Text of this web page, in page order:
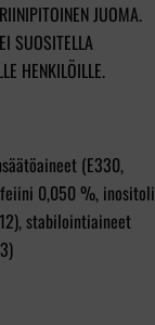
JUOMA.
EI SUOSITELLA
HENKILÖILLE.
(E330,
0,050 %, inositoli
stabilointiaineet